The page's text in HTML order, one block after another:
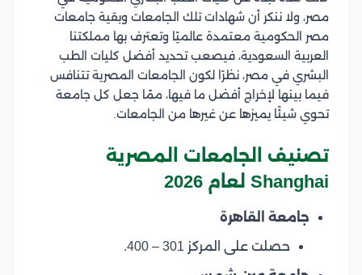
مصر، ولا ننكر أن شهادات تلك الجامعات وبقية جامعات
مصر الحكومية معتمدة عالميًا وتعترف بها مملكتنا
العربية السعودية، فيصعب تحديد أفضل كليات الطب
البشري في مصر، نظرًا لكون الجامعات المصرية تتنافس
فيما بينها لإخراج أفضل ما فيها، ممّا جعل كل جامعة
تحوي شيئًا يميزها عن غيرها من الجامعات.
تصنيف الجامعات المصرية
Shanghai لعام 2026
جامعة القاهرة
حصلت على المركز 301 – 400.